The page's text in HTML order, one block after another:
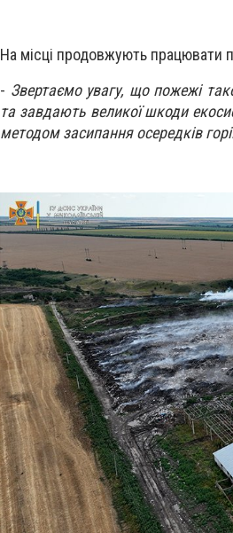
На місці продовжують працювати
- Звертаємо увагу, що пожежі
та завдають великої шкоди
методом засипання осередків